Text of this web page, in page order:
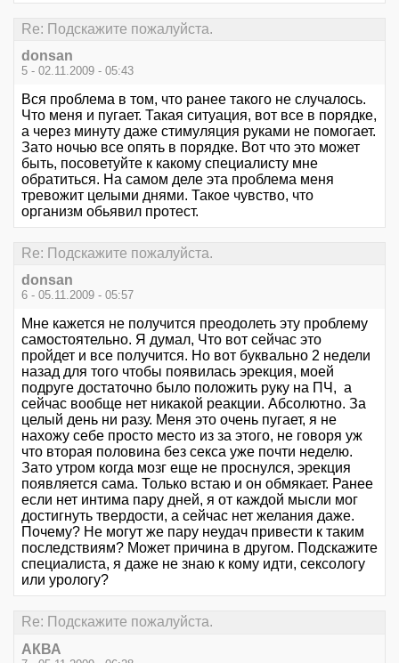
Re: Подскажите пожалуйста.
donsan
5 - 02.11.2009 - 05:43
Вся проблема в том, что ранее такого не случалось.
Что меня и пугает. Такая ситуация, вот все в порядке,
а через минуту даже стимуляция руками не помогает.
Зато ночью все опять в порядке. Вот что это может
быть, посоветуйте к какому специалисту мне
обратиться. На самом деле эта проблема меня
тревожит целыми днями. Такое чувство, что
организм обьявил протест.
Re: Подскажите пожалуйста.
donsan
6 - 05.11.2009 - 05:57
Мне кажется не получится преодолеть эту проблему
самостоятельно. Я думал, Что вот сейчас это
пройдет и все получится. Но вот буквально 2 недели
назад для того чтобы появилась эрекция, моей
подруге достаточно было положить руку на ПЧ, а
сейчас вообще нет никакой реакции. Абсолютно. За
целый день ни разу. Меня это очень пугает, я не
нахожу себе просто место из за этого, не говоря уж
что вторая половина без секса уже почти неделю.
Зато утром когда мозг еще не проснулся, эрекция
появляется сама. Только встаю и он обмякает. Ранее
если нет интима пару дней, я от каждой мысли мог
достигнуть твердости, а сейчас нет желания даже.
Почему? Не могут же пару неудач привести к таким
последствиям? Может причина в другом. Подскажите
специалиста, я даже не знаю к кому идти, сексологу
или урологу?
Re: Подскажите пожалуйста.
АКВА